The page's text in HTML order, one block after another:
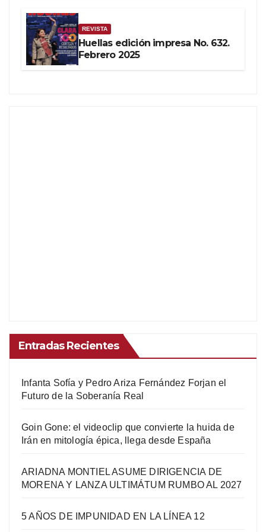
REVISTA
Huellas edición impresa No. 632.
Febrero 2025
Entradas Recientes
Infanta Sofía y Pedro Ariza Fernández Forjan el
Futuro de la Soberanía Real
Goin Gone: el videoclip que convierte la huida de
Irán en mitología épica, llega desde España
ARIADNA MONTIEL ASUME DIRIGENCIA DE
MORENA Y LANZA ULTIMÁTUM RUMBO AL 2027
5 AÑOS DE IMPUNIDAD EN LA LÍNEA 12